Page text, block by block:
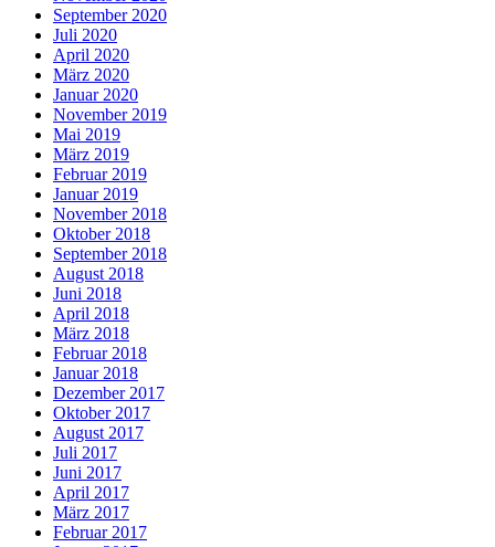
September 2020
Juli 2020
April 2020
März 2020
Januar 2020
November 2019
Mai 2019
März 2019
Februar 2019
Januar 2019
November 2018
Oktober 2018
September 2018
August 2018
Juni 2018
April 2018
März 2018
Februar 2018
Januar 2018
Dezember 2017
Oktober 2017
August 2017
Juli 2017
Juni 2017
April 2017
März 2017
Februar 2017